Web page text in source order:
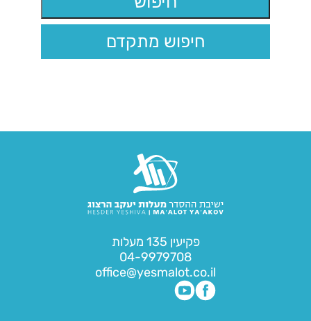
חיפוש מתקדם
פקיעין 135 מעלות
04-9979708
office@yesmalot.co.il